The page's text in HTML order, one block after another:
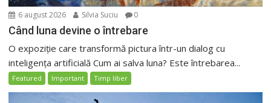
6 august 2026 Silvia Suciu 0
Când luna devine o întrebare
O expoziție care transformă pictura într-un dialog cu
inteligența artificială Cum ai salva luna? Este întrebarea...
Featured Important Timp liber